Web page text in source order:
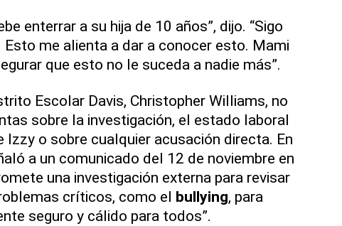
enterrar a su hija de 10 años”, dijo. “Sigo
Esto me alienta a dar a conocer esto. Mami
que esto no le suceda a nadie más”.
Escolar Davis, Christopher Williams, no
sobre la investigación, el estado laboral
Izzy o sobre cualquier acusación directa. En
a un comunicado del 12 de noviembre en
una investigación externa para revisar
críticos, como el bullying, para
seguro y cálido para todos”.